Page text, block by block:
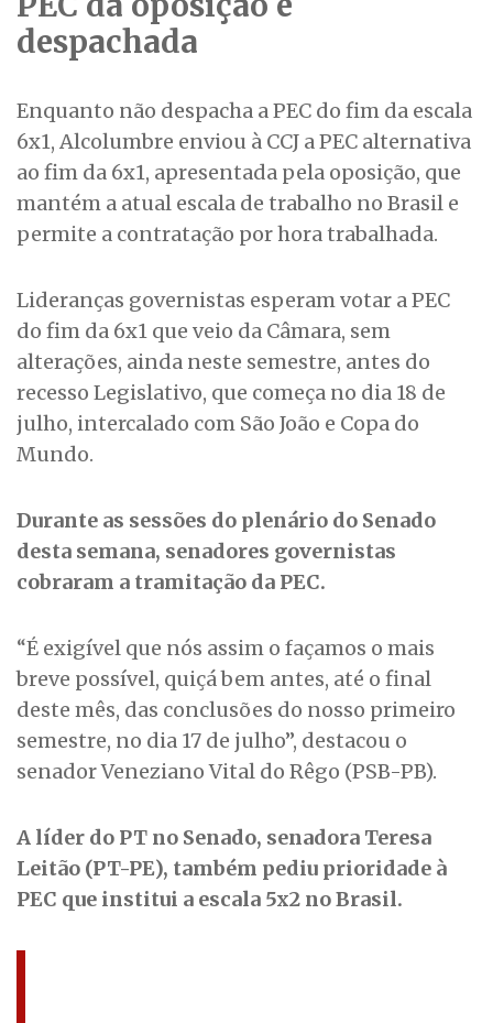
despachada
Enquanto não despacha a PEC do fim da escala
6x1, Alcolumbre enviou à CCJ a PEC alternativa
ao fim da 6x1, apresentada pela oposição, que
mantém a atual escala de trabalho no Brasil e
permite a contratação por hora trabalhada.
Lideranças governistas esperam votar a PEC
do fim da 6x1 que veio da Câmara, sem
alterações, ainda neste semestre, antes do
recesso Legislativo, que começa no dia 18 de
julho, intercalado com São João e Copa do
Mundo.
Durante as sessões do plenário do Senado
desta semana, senadores governistas
cobraram a tramitação da PEC.
“É exigível que nós assim o façamos o mais
breve possível, quiçá bem antes, até o final
deste mês, das conclusões do nosso primeiro
semestre, no dia 17 de julho”, destacou o
senador Veneziano Vital do Rêgo (PSB-PB).
A líder do PT no Senado, senadora Teresa
Leitão (PT-PE), também pediu prioridade à
PEC que institui a escala 5x2 no Brasil.